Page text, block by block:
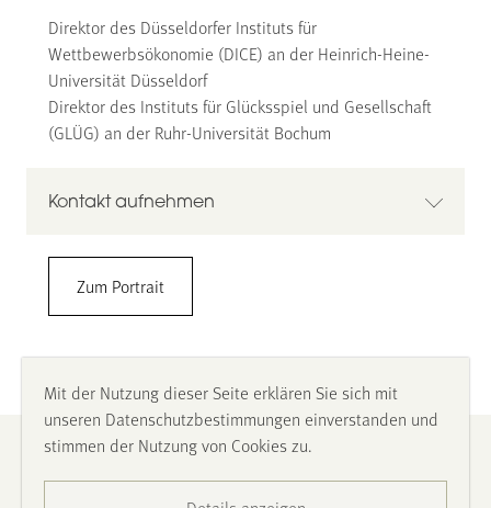
Direktor des Düsseldorfer Instituts für
Wettbewerbsökonomie (DICE) an der Heinrich-Heine-
Universität Düsseldorf
Direktor des Instituts für Glücksspiel und Gesellschaft
(GLÜG) an der Ruhr-Universität Bochum
Kontakt aufnehmen
Heinrich-Heine-Universität Düsseldorf
Wirtschaftswissenschaftliche Fakultät
0211/8115494
haucap@dice.hhu.de
www.dice.hhu.de
Zum Portrait
Impressum
Mit der Nutzung dieser Seite erklären Sie sich mit
unseren Datenschutzbestimmungen einverstanden und
stimmen der Nutzung von Cookies zu.